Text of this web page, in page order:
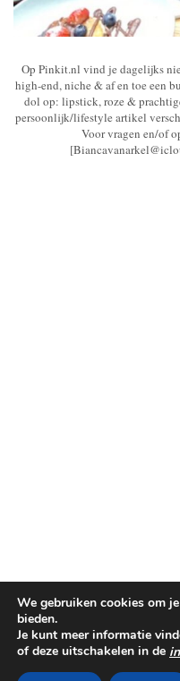
Op Pinkit.nl vind je dagelijks
high-end, niche & af en toe een
dol op: lipstick, roze &
persoonlijk/lifestyle artikel
Voor vragen en/of
We gebruiken cookies om
bieden.
Je kunt meer informatie
of deze uitschakelen in de